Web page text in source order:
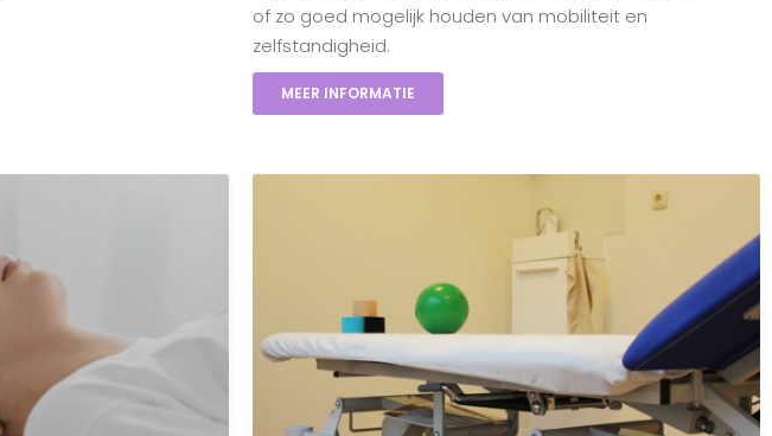
of zo goed mogelijk houden van mobiliteit en
zelfstandigheid.
MEER INFORMATIE